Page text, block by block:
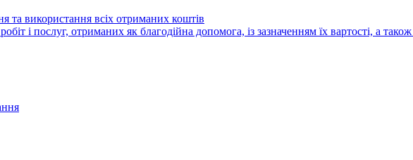
та використання всіх отриманих коштів
і послуг, отриманих як благодійна допомога, із зазначенням їх вартості, а